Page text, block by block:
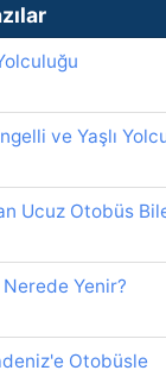
ve Yaşlı
Ucuz Otobüs
Yenir?
Otobüsle